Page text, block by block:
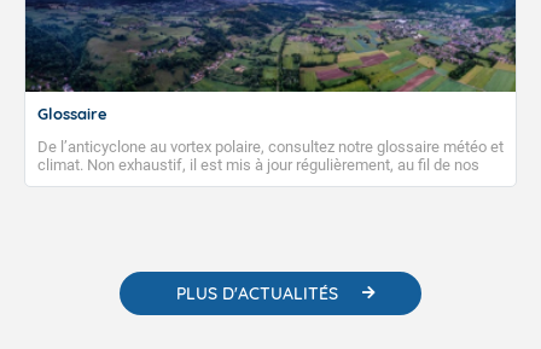
Glossaire
De l’anticyclone au vortex polaire, consultez notre glossaire météo et
climat. Non exhaustif, il est mis à jour régulièrement, au fil de nos
publications. Vous y trouverez également des liens utiles vers nos
PLUS D'ACTUALITÉS